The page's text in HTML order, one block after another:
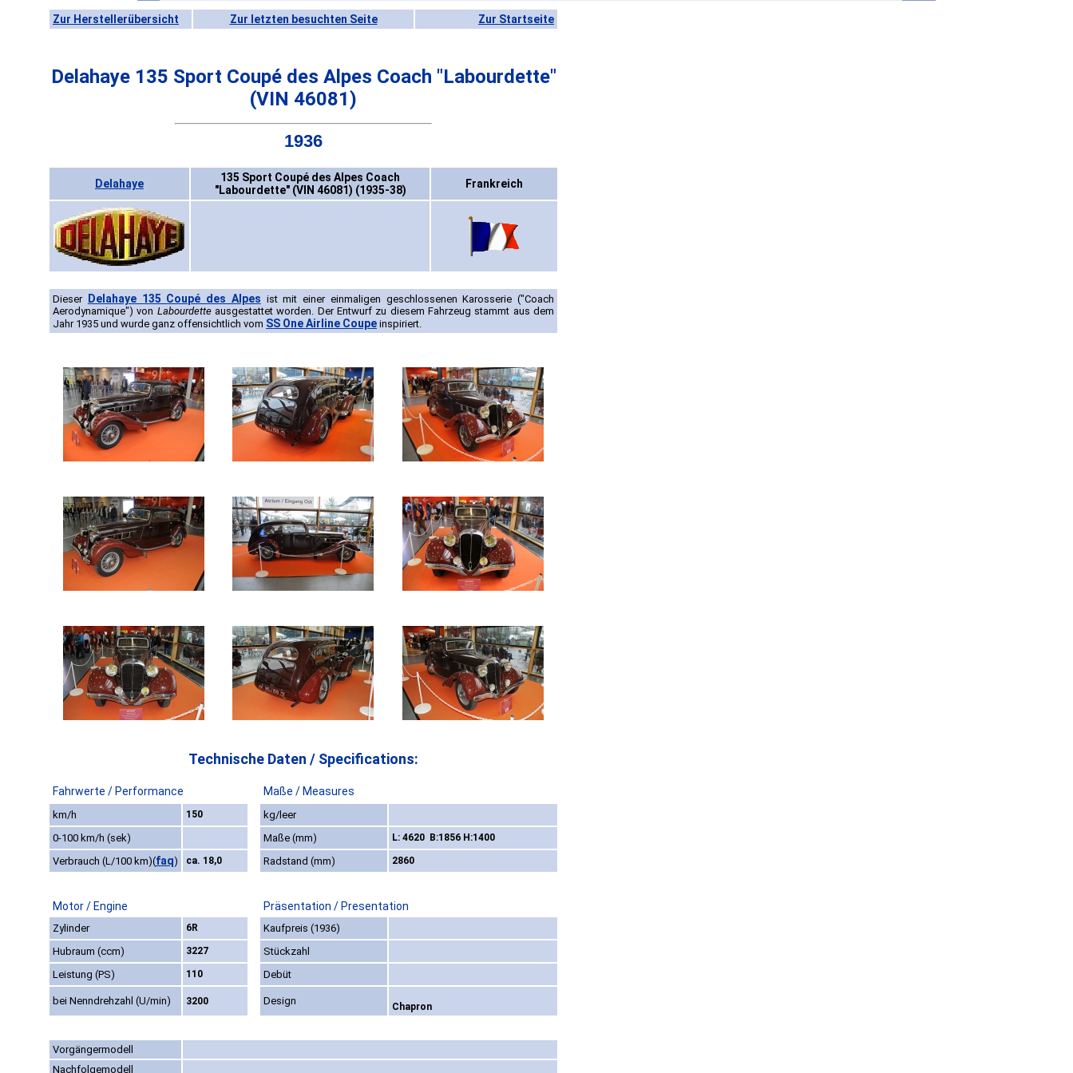
Zur Herstellerübersicht Zur letzten besuchten Seite Zur Startseite
Delahaye 135 Sport Coupé des Alpes Coach "Labourdette"
(VIN 46081)
1936
Delahaye
135 Sport Coupé des Alpes Coach
"Labourdette" (VIN 46081) (1935-38)
Frankreich
Dieser Delahaye 135 Coupé des Alpes ist mit einer einmaligen geschlossenen Karosserie ("Coach
Aerodynamique") von Labourdetteausgestattet worden. Der Entwurf zu diesem Fahrzeug stammt aus dem
Jahr 1935 und wurde ganz offensichtlich vom SS One Airline Coupe inspiriert.
Technische Daten / Specifications:
Fahrwerte / Performance Maße / Measures
km/h 150
kg/leer
0-100 km/h (sek)
Maße (mm) L: 4620 B:1856 H:1400
Verbrauch (L/100 km)(faq) ca. 18,0 Radstand (mm) 2860
Motor / Engine Präsentation / Presentation
Zylinder 6R
Kaufpreis (1936)
Hubraum (ccm)
3227
Stückzahl
Leistung (PS)
110 Debüt
bei Nenndrehzahl (U/min) 3200 Design Chapron
Vorgängermodell
Nachfolgemodell